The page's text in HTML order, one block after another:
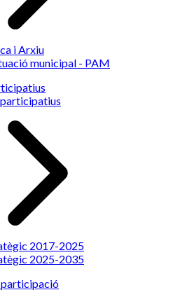
i Arxiu
municipal - PAM
2017-2025
2025-2035
participació